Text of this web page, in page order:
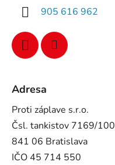
905 616 962
Adresa
Proti záplave s.r.o.
Čsl. tankistov 7169/100
841 06 Bratislava
IČO 45 714 550